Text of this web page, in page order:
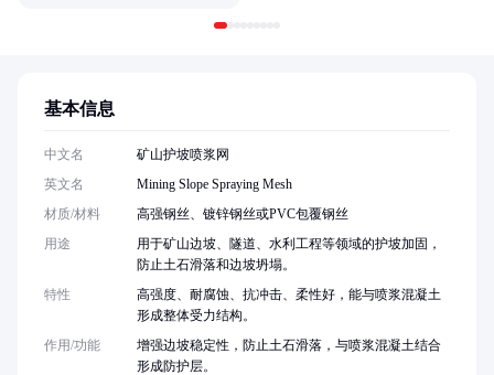
基本信息
中文名
矿山护坡喷浆网
英文名
Mining Slope Spraying Mesh
材质/材料
高强钢丝、镀锌钢丝或PVC包覆钢丝
用途
用于矿山边坡、隧道、水利工程等领域的护坡加固，
防止土石滑落和边坡坍塌。
特性
高强度、耐腐蚀、抗冲击、柔性好，能与喷浆混凝土
形成整体受力结构。
作用/功能
增强边坡稳定性，防止土石滑落，与喷浆混凝土结合
形成防护层。